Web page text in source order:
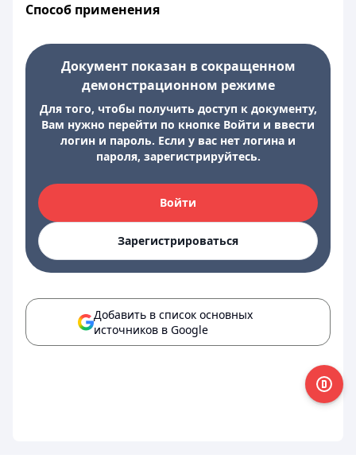
Способ применения
Документ показан в сокращенном
демонстрационном режиме
Для того, чтобы получить доступ к документу,
Вам нужно перейти по кнопке Войти и ввести
логин и пароль. Если у вас нет логина и
пароля, зарегистрируйтесь.
Войти
Зарегистрироваться
Добавить в список основных
источников в Google